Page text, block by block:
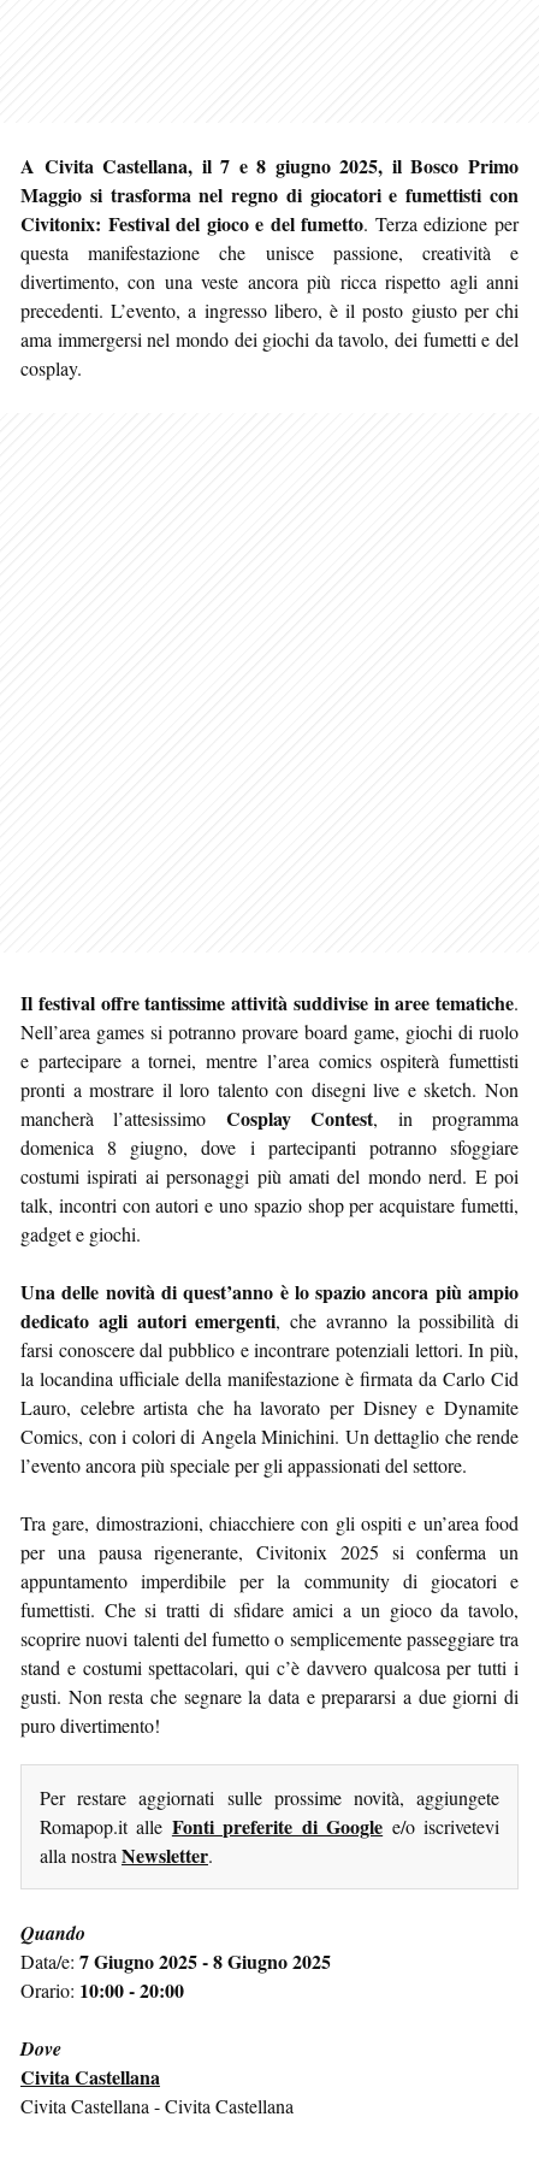
A Civita Castellana, il 7 e 8 giugno 2025, il Bosco Primo
Maggio si trasforma nel regno di giocatori e fumettisti con
Civitonix: Festival del gioco e del fumetto. Terza edizione per
questa manifestazione che unisce passione, creatività e
divertimento, con una veste ancora più ricca rispetto agli anni
precedenti. L’evento, a ingresso libero, è il posto giusto per chi
ama immergersi nel mondo dei giochi da tavolo, dei fumetti e del
cosplay.
Il festival offre tantissime attività suddivise in aree tematiche.
Nell’area games si potranno provare board game, giochi di ruolo
e partecipare a tornei, mentre l’area comics ospiterà fumettisti
pronti a mostrare il loro talento con disegni live e sketch. Non
mancherà l’attesissimo Cosplay Contest, in programma
domenica 8 giugno, dove i partecipanti potranno sfoggiare
costumi ispirati ai personaggi più amati del mondo nerd. E poi
talk, incontri con autori e uno spazio shop per acquistare fumetti,
gadget e giochi.
Una delle novità di quest’anno è lo spazio ancora più ampio
dedicato agli autori emergenti, che avranno la possibilità di
farsi conoscere dal pubblico e incontrare potenziali lettori. In più,
la locandina ufficiale della manifestazione è firmata da Carlo Cid
Lauro, celebre artista che ha lavorato per Disney e Dynamite
Comics, con i colori di Angela Minichini. Un dettaglio che rende
l’evento ancora più speciale per gli appassionati del settore.
Tra gare, dimostrazioni, chiacchiere con gli ospiti e un’area food
per una pausa rigenerante, Civitonix 2025 si conferma un
appuntamento imperdibile per la community di giocatori e
fumettisti. Che si tratti di sfidare amici a un gioco da tavolo,
scoprire nuovi talenti del fumetto o semplicemente passeggiare tra
stand e costumi spettacolari, qui c’è davvero qualcosa per tutti i
gusti. Non resta che segnare la data e prepararsi a due giorni di
puro divertimento!
Per restare aggiornati sulle prossime novità, aggiungete
Romapop.it alle Fonti preferite di Google e/o iscrivetevi
alla nostra Newsletter.
Quando
Data/e: 7 Giugno 2025 - 8 Giugno 2025
Orario: 10:00 - 20:00
Dove
Civita Castellana
Civita Castellana - Civita Castellana